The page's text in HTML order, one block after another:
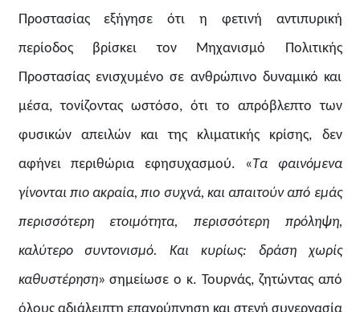
Προστασίας εξήγησε ότι η φετινή αντιπυρική
περίοδος βρίσκει τον Μηχανισμό Πολιτικής
Προστασίας ενισχυμένο σε ανθρώπινο δυναμικό και
μέσα, τονίζοντας ωστόσο, ότι το απρόβλεπτο των
φυσικών απειλών και της κλιματικής κρίσης, δεν
αφήνει περιθώρια εφησυχασμού. «Τα φαινόμενα
γίνονται πιο ακραία, πιο συχνά, και απαιτούν από εμάς
περισσότερη ετοιμότητα, περισσότερη πρόληψη,
καλύτερο συντονισμό. Και κυρίως: δράση χωρίς
καθυστέρηση» σημείωσε ο κ. Τουρνάς, ζητώντας από